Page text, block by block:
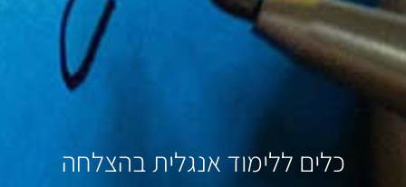
כלים ללימוד אנגלית בהצלחה